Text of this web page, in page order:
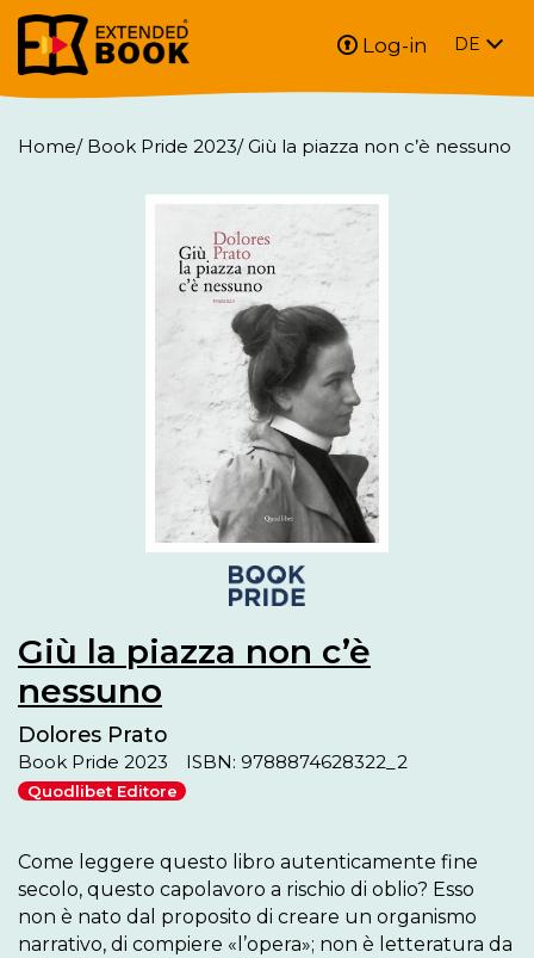
Log-in DE
Home/ Book Pride 2023/ Giù la piazza non c’è nessuno
Giù la piazza non c’è
nessuno
Dolores Prato
Book Pride 2023 ISBN: 9788874628322_2
Quodlibet Editore
Come leggere questo libro autenticamente fine
secolo, questo capolavoro a rischio di oblio? Esso
non è nato dal proposito di creare un organismo
narrativo, di compiere «l’opera»; non è letteratura da